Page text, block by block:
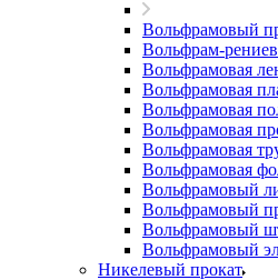
Вольфрамовый
Вольфрам-
Вольфрамовая
Вольфрамовая
Вольфрамовая
Вольфрамовая
Вольфрамовая
Вольфрамовая
Вольфрамовый
Вольфрамовый
Вольфрамовый
Вольфрамовый
Никелевый прокат